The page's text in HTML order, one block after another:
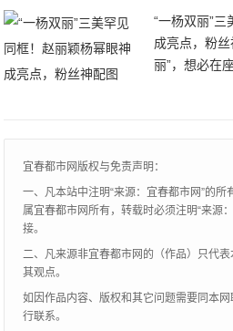
“一杨双丽”
成亮点，粉
丽”，想必在
时下不是还
宜春都市网版权与免责声明：
一、凡本站中注明“来源：宜春都市网”的
属宜春都市网所有，转载时必须注明“来源
接。
二、凡来源非宜春都市网的（作品）只代
其观点。
如因作品内容、版权和其它问题需要同本
行联系。